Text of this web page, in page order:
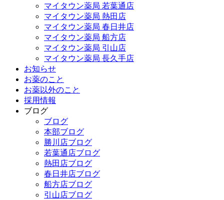
マイタウン薬局 若葉通店
マイタウン薬局 熱田店
マイタウン薬局 春日井店
マイタウン薬局 船方店
マイタウン薬局 引山店
マイタウン薬局 長久手店
お知らせ
お薬のこと
お薬以外のこと
採用情報
ブログ
ブログ
本部ブログ
勝川店ブログ
若葉通店ブログ
熱田店ブログ
春日井店ブログ
船方店ブログ
引山店ブログ